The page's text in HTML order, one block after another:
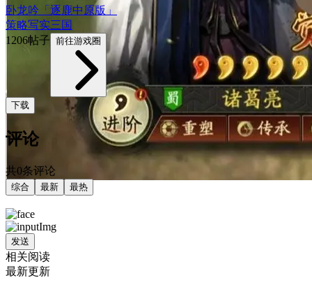
卧龙吟「逐鹿中原版」
策略写实三国
1206帖子 前往游戏圈
下载
评论
共0条评论
综合 最新 最热
发送
相关阅读
最新更新